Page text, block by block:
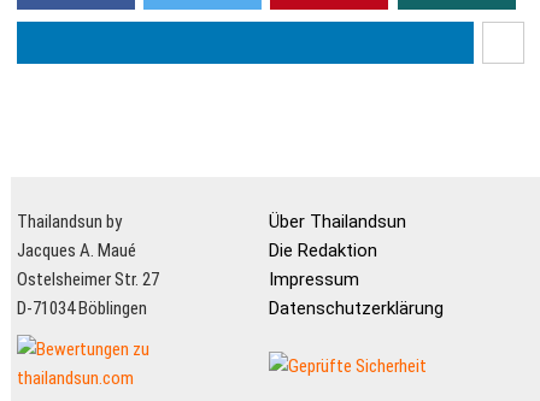
Thailandsun by
Jacques A. Maué
Ostelsheimer Str. 27
D-71034 Böblingen
Über Thailandsun
Die Redaktion
Impressum
Datenschutzerklärung